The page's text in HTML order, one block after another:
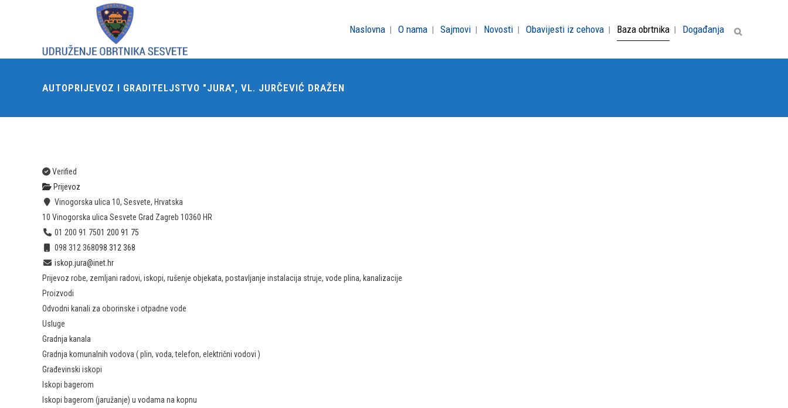
Naslovna O nama Sajmovi Novosti Obavijesti iz cehova Baza obrtnika Događanja
AUTOPRIJEVOZ I GRADITELJSTVO "JURA", VL. JURČEVIĆ DRAŽEN
Verified
Prijevoz
Vinogorska ulica 10, Sesvete, Hrvatska
10 Vinogorska ulica Sesvete Grad Zagreb 10360 HR
01 200 91 7501 200 91 75
098 312 368098 312 368
iskop.jura@inet.hr
Prijevoz robe, zemljani radovi, iskopi, rušenje objekata, postavljanje instalacija struje, vode plina, kanalizacije
Proizvodi
Odvodni kanali za oborinske i otpadne vode
Usluge
Gradnja kanala
Gradnja komunalnih vodova ( plin, voda, telefon, električni vodovi )
Građevinski iskopi
Iskopi bagerom
Iskopi bagerom (jaružanje) u vodama na kopnu